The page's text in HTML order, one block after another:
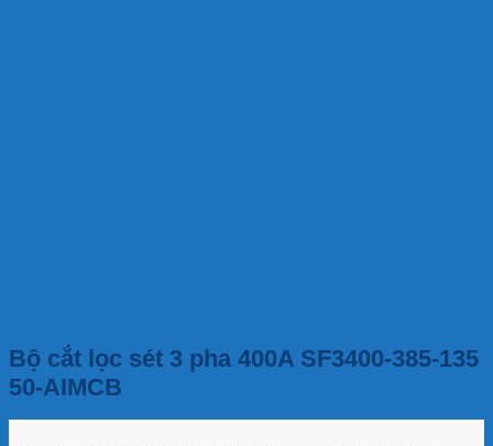
Bộ cắt lọc sét 3 pha 400A SF3400-385-135
50-AIMCB